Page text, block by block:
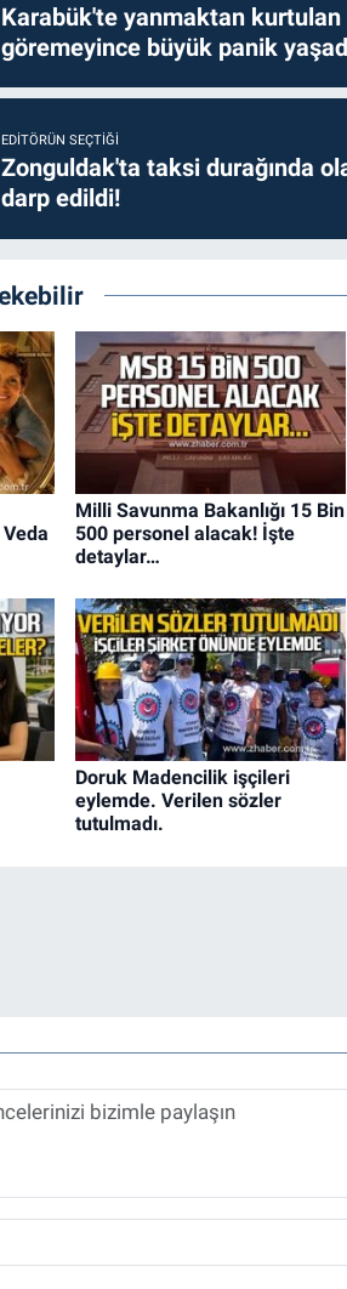
Karabük'te yanmaktan kurtulan
göremeyince büyük panik
EDITÖRÜN SEÇTIĞI
Zonguldak'ta taksi durağında
darp edildi!
Milli Savunma Bakanlığı 15 Bin
500 personel alacak! İşte
detaylar…
Doruk Madencilik işçileri
eylemde. Verilen sözler
tutulmadı.